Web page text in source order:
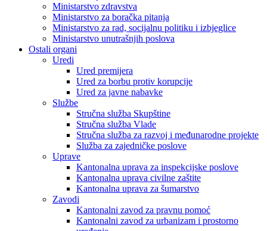
Ministarstvo zdravstva
Ministarstvo za boračka pitanja
Ministarstvo za rad, socijalnu politiku i izbjeglice
Ministarstvo unutrašnjih poslova
Ostali organi
Uredi
Ured premijera
Ured za borbu protiv korupcije
Ured za javne nabavke
Službe
Stručna služba Skupštine
Stručna služba Vlade
Stručna služba za razvoj i međunarodne projekte
Služba za zajedničke poslove
Uprave
Kantonalna uprava za inspekcijske poslove
Kantonalna uprava civilne zaštite
Kantonalna uprava za šumarstvo
Zavodi
Kantonalni zavod za pravnu pomoć
Kantonalni zavod za urbanizam i prostorno